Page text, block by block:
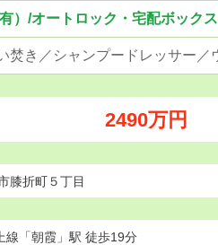
）/オートロック・宅配ボックス
2490万円
膝折町５丁目
線「朝霞」駅 徒歩19分